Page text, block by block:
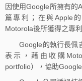
因使用Google所擁有的
篇專利；在與Apple
Motorola後所獲得之專利
Google的執行長佩吉
表示，藉由收購
portfolio），協助